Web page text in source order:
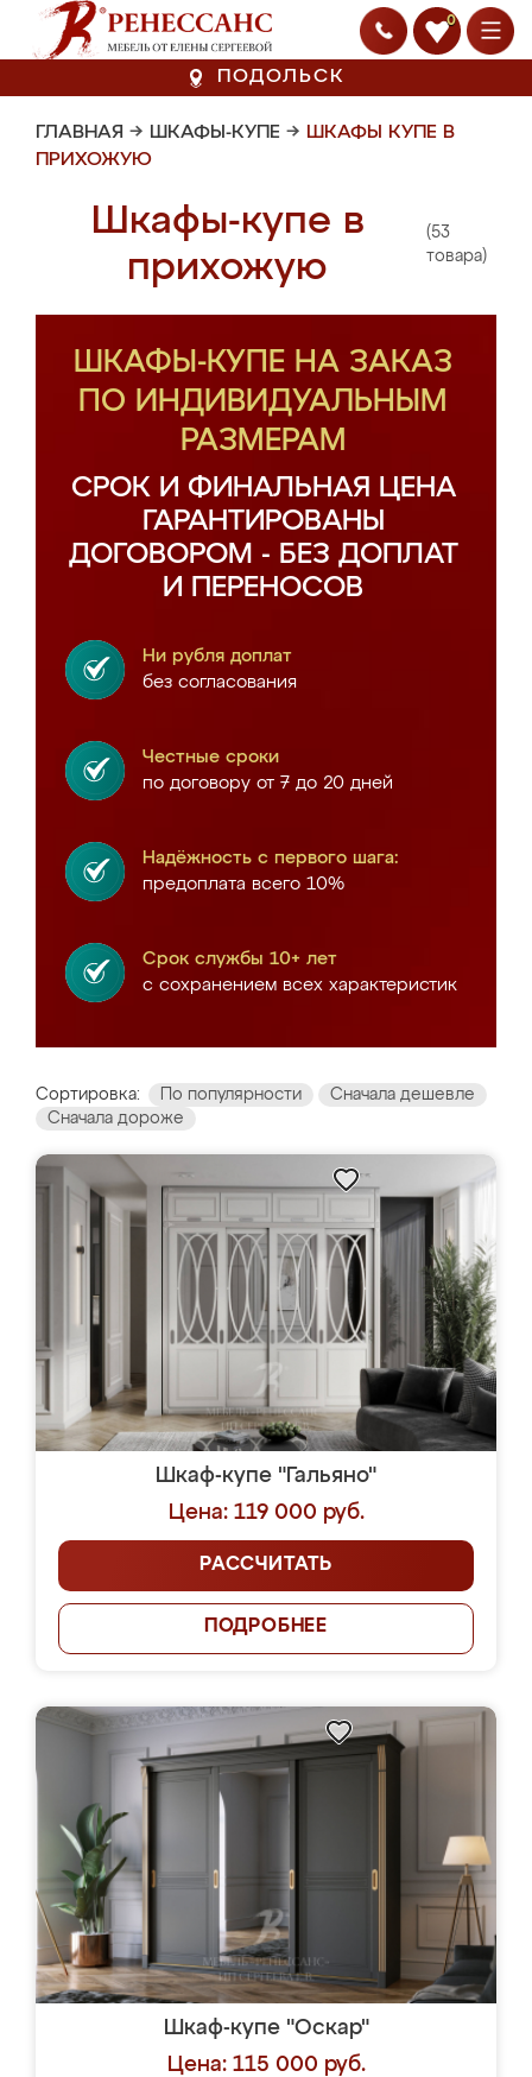
0
ПОДОЛЬСК
ГЛАВНАЯ → ШКАФЫ-КУПЕ → ШКАФЫ КУПЕ В
ПРИХОЖУЮ
Шкафы-купе в
прихожую
(53
товара)
ШКАФЫ-КУПЕ НА ЗАКАЗ
ПО ИНДИВИДУАЛЬНЫМ
РАЗМЕРАМ
СРОК И ФИНАЛЬНАЯ ЦЕНА
ГАРАНТИРОВАНЫ
ДОГОВОРОМ - БЕЗ ДОПЛАТ
И ПЕРЕНОСОВ
Ни рубля доплат
без согласования
Честные сроки
по договору от 7 до 20 дней
Надёжность с первого шага:
предоплата всего 10%
Срок службы 10+ лет
с сохранением всех характеристик
Сортировка: По популярности
Сначала дешевле
Сначала дороже
Шкаф-купе "Гальяно"
Цена: 119 000 руб.
РАССЧИТАТЬ
ПОДРОБНЕЕ
Шкаф-купе "Оскар"
Цена: 115 000 руб.